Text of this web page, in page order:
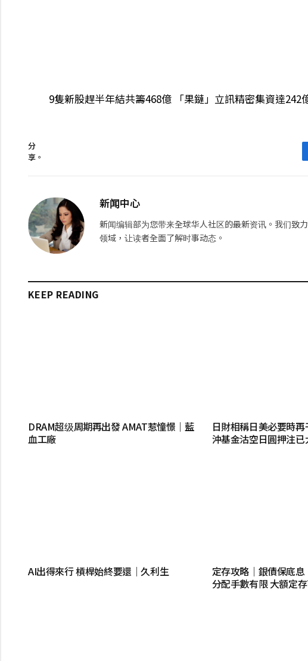
9隻新股趕半年結共籌468億 「果鏈」立訊精密集資達242
分
享。
新闻中心
新闻编辑部为您带来全球华人社区的最新资讯。我们致
领域，让读者全面了解时事动态。
KEEP READING
DRAM超级周期再出發 AMAT惹憧憬｜藍
血工廠
日財相稱日美必要時
沖基金沽空日圓押注已
AI出得來行 槓桿始終要還｜久利生
定存攻略｜銀債保底
分配手數有限 大額定